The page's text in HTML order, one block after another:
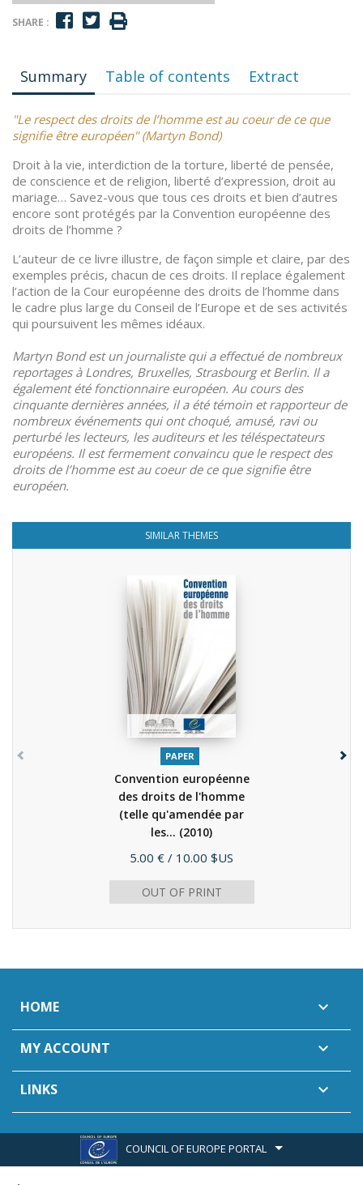
SHARE :
Summary Table of contents Extract
"Le respect des droits de l’homme est au coeur de ce que
signifie être européen" (Martyn Bond)
Droit à la vie, interdiction de la torture, liberté de pensée,
de conscience et de religion, liberté d’expression, droit au
mariage… Savez-vous que tous ces droits et bien d’autres
encore sont protégés par la Convention européenne des
droits de l’homme ?
L’auteur de ce livre illustre, de façon simple et claire, par des
exemples précis, chacun de ces droits. Il replace également
l’action de la Cour européenne des droits de l’homme dans
le cadre plus large du Conseil de l’Europe et de ses activités
qui poursuivent les mêmes idéaux.
Martyn Bond est un journaliste qui a effectué de nombreux
reportages à Londres, Bruxelles, Strasbourg et Berlin. Il a
également été fonctionnaire européen. Au cours des
cinquante dernières années, il a été témoin et rapporteur de
nombreux événements qui ont choqué, amusé, ravi ou
perturbé les lecteurs, les auditeurs et les téléspectateurs
européens. Il est fermement convaincu que le respect des
droits de l’homme est au coeur de ce que signifie être
européen.
SIMILAR THEMES
PAPER
Convention européenne
des droits de l'homme
(telle qu'amendée par
les... (2010)
Price
5.00 € / 10.00 $US
OUT OF PRINT
HOME 
MY ACCOUNT 
LINKS 
COUNCIL OF EUROPE PORTAL